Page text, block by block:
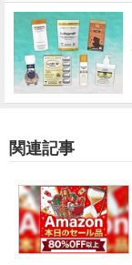
関連記事